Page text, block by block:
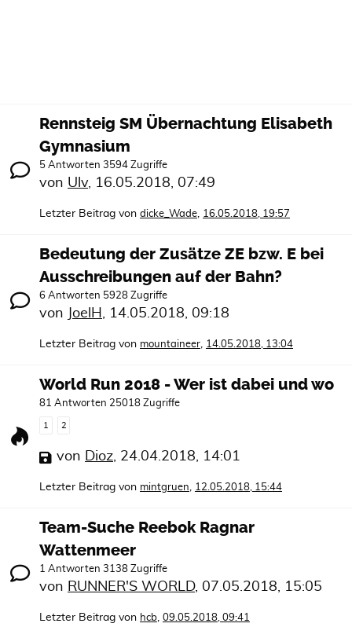
Rennsteig SM Übernachtung Elisabeth
Gymnasium
5 Antworten 3594 Zugriffe
von Ulv, 16.05.2018, 07:49
Letzter Beitrag von dicke_Wade, 16.05.2018, 19:57
Bedeutung der Zusätze ZE bzw. E bei
Ausschreibungen auf der Bahn?
6 Antworten 5928 Zugriffe
von JoelH , 14.05.2018, 09:18
Letzter Beitrag von mountaineer, 14.05.2018, 13:04
World Run 2018 - Wer ist dabei und wo
81 Antworten 25018 Zugriffe
1 2
von Dioz 24.04.2018, 14:01
Letzter Beitrag von mintgruen 12.05.2018, 15:44
Team-Suche Reebok Ragnar
Wattenmeer
1 Antworten 3138 Zugriffe
von RUNNER'S WORLD, 07.05.2018, 15:05
Letzter Beitrag von hcb 09.05.2018, 09:41